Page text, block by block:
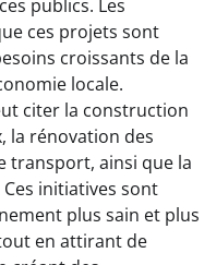
publics. Les
ces projets sont
croissants de la
locale.
citer la construction
la rénovation des
transport, ainsi que la
initiatives sont
plus sain et plus
en attirant de